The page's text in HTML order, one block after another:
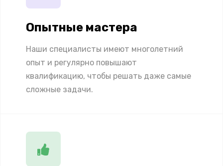
Опытные мастера
Наши специалисты имеют многолетний
опыт и регулярно повышают
квалификацию, чтобы решать даже самые
сложные задачи.